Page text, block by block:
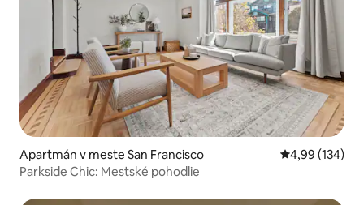
Apartmán v meste San Francisco Priemerné
4,99 (134)
Parkside Chic: Mestské pohodlie